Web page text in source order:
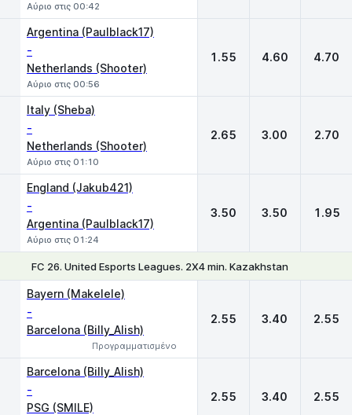
Αύριο στις 00:42
Argentina (Paulblack17)
-
Netherlands (Shooter)
Αύριο στις 00:56
1.55 4.60 4.70
Italy (Sheba)
-
Netherlands (Shooter)
Αύριο στις 01:10
2.65 3.00 2.70
England (Jakub421)
-
Argentina (Paulblack17)
Αύριο στις 01:24
3.50 3.50 1.95
FC 26. United Esports Leagues. 2X4 min. Kazakhstan
Bayern (Makelele)
-
Barcelona (Billy_Alish)
Προγραμματισμένο
2.55 3.40 2.55
Barcelona (Billy_Alish)
-
PSG (SMILE)
2.55 3.40 2.55